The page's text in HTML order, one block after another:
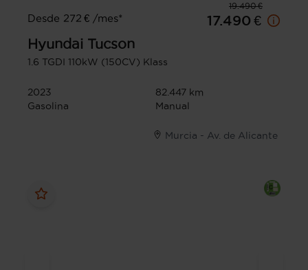
19.490 €
Desde 272 € /mes*
17.490 €
Hyundai Tucson
1.6 TGDI 110kW (150CV) Klass
2023
82.447 km
Gasolina
Manual
Murcia - Av. de Alicante